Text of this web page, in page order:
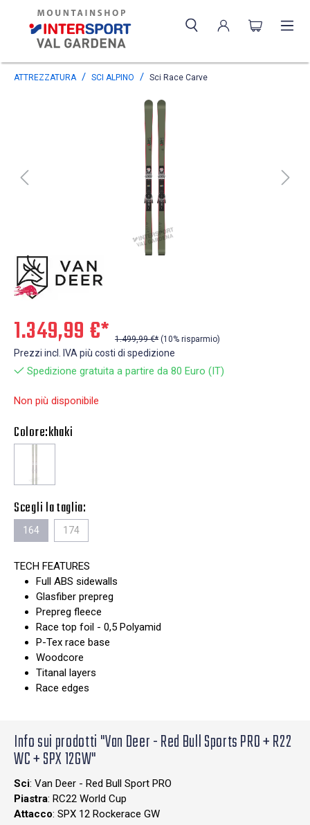
ATTREZZATURA SCI ALPINO Sci Race Carve
1.349,99 €* 1.499,99 €* (10% risparmio)
Prezzi incl. IVA più costi di spedizione
Spedizione gratuita a partire da 80 Euro (IT)
Non più disponibile
Colore:khaki
Scegli la taglia:
164 174
TECH FEATURES
Full ABS sidewalls
Glasfiber prepreg
Prepreg fleece
Race top foil - 0,5 Polyamid
P-Tex race base
Woodcore
Titanal layers
Race edges
Info sui prodotti "Van Deer - Red Bull Sports PRO + R22
WC + SPX 12GW"
Sci: Van Deer - Red Bull Sport PRO
Piastra: RC22 World Cup
Attacco: SPX 12 Rockerace GW